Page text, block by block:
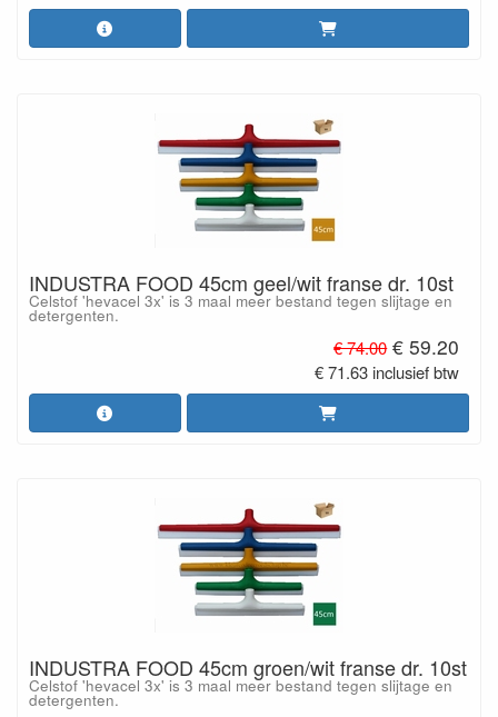
INDUSTRA FOOD 45cm geel/wit franse dr. 10st
Celstof 'hevacel 3x' is 3 maal meer bestand tegen slijtage en
detergenten.
€ 74.00 € 59.20
€ 71.63 inclusief btw
INDUSTRA FOOD 45cm groen/wit franse dr. 10st
Celstof 'hevacel 3x' is 3 maal meer bestand tegen slijtage en
detergenten.